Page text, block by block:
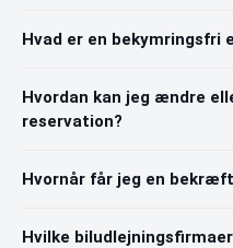
Hvad er en bekymringsfri
Hvordan kan jeg ændre
reservation?
Hvornår får jeg en
Hvilke